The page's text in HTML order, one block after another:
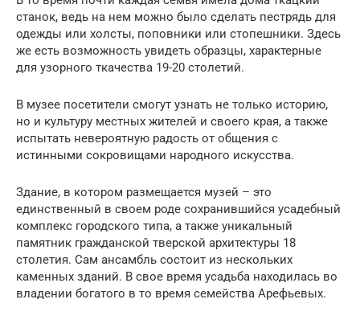
станок, ведь на нем можно было сделать пестрядь для
одежды или холсты, поповники или стопешники. Здесь
же есть возможность увидеть образцы, характерные
для узорного ткачества 19-20 столетий.
В музее посетители смогут узнать не только историю,
но и культуру местных жителей и своего края, а также
испытать невероятную радость от общения с
истинными сокровищами народного искусства.
Здание, в котором размещается музей – это
единственный в своем роде сохранившийся усадебный
комплекс городского типа, а также уникальный
памятник гражданской тверской архитектуры 18
столетия. Сам ансамбль состоит из нескольких
каменных зданий. В свое время усадьба находилась во
владении богатого в то время семейства Арефьевых.